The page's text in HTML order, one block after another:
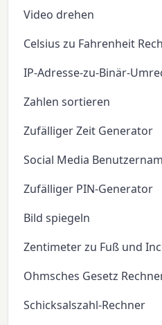
Video drehen
Celsius zu Fahrenheit
IP-Adresse-zu-Binär-
Zahlen sortieren
Zufälliger Zeit Generator
Social Media
Zufälliger PIN-Generator
Bild spiegeln
Zentimeter zu Fuß und
Ohmsches Gesetz
Schicksalszahl-Rechner